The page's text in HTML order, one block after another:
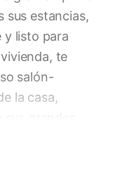
sus estancias,
listo para
te
salón-
la casa,